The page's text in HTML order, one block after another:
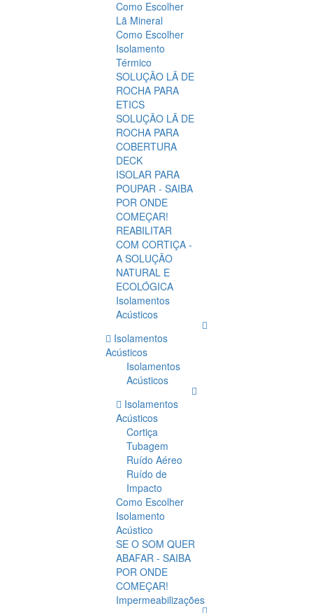
Como Escolher
Lã Mineral
Como Escolher
Isolamento
Térmico
SOLUÇÃO LÃ DE
ROCHA PARA
ETICS
SOLUÇÃO LÃ DE
ROCHA PARA
COBERTURA
DECK
ISOLAR PARA
POUPAR - SAIBA
POR ONDE
COMEÇAR!
REABILITAR
COM CORTIÇA -
A SOLUÇÃO
NATURAL E
ECOLÓGICA
Isolamentos
Acústicos
Isolamentos
Acústicos
Isolamentos
Acústicos
Isolamentos
Acústicos
Cortiça
Tubagem
Ruído Aéreo
Ruído de
Impacto
Como Escolher
Isolamento
Acústico
SE O SOM QUER
ABAFAR - SAIBA
POR ONDE
COMEÇAR!
Impermeabilizações